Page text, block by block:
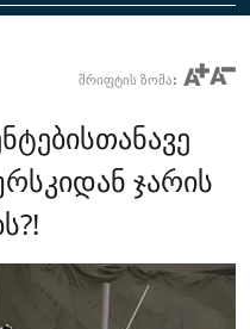
შრიფტის ზომა:
ჯარის